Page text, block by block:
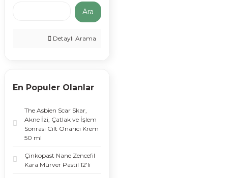
Ara
Detaylı Arama
En Populer Olanlar
The Asbien Scar Skar,
Akne İzi, Çatlak ve İşlem
Sonrası Cilt Onarıcı Krem
50 ml
Çinkopast Nane Zencefil
Kara Mürver Pastil 12'li